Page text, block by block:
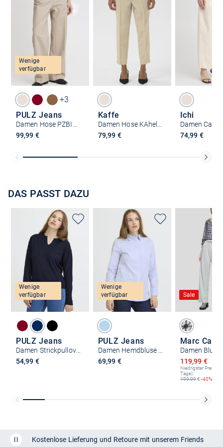
Wenige
verfügbar
+3
PULZ Jeans
99,99 €
Kaffe
79,99 €
Ichi
74,99 €
DAS PASST DAZU
Wenige
verfügbar
PULZ Jeans
Damen Strickpullover PZSARA
54,99 €
Wenige
verfügbar
PULZ Jeans
Damen Hemdbluse PZELNA
69,99 €
Sale
Marc Cain
Damen Bluse
Ermäßigter
119,99 €
Niedrigster Preis
Tage):
199,99€ -40%
Kostenlose Lieferung und Retoure mit unserem Friends